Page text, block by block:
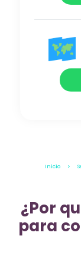
Inicio >
¿Por
para